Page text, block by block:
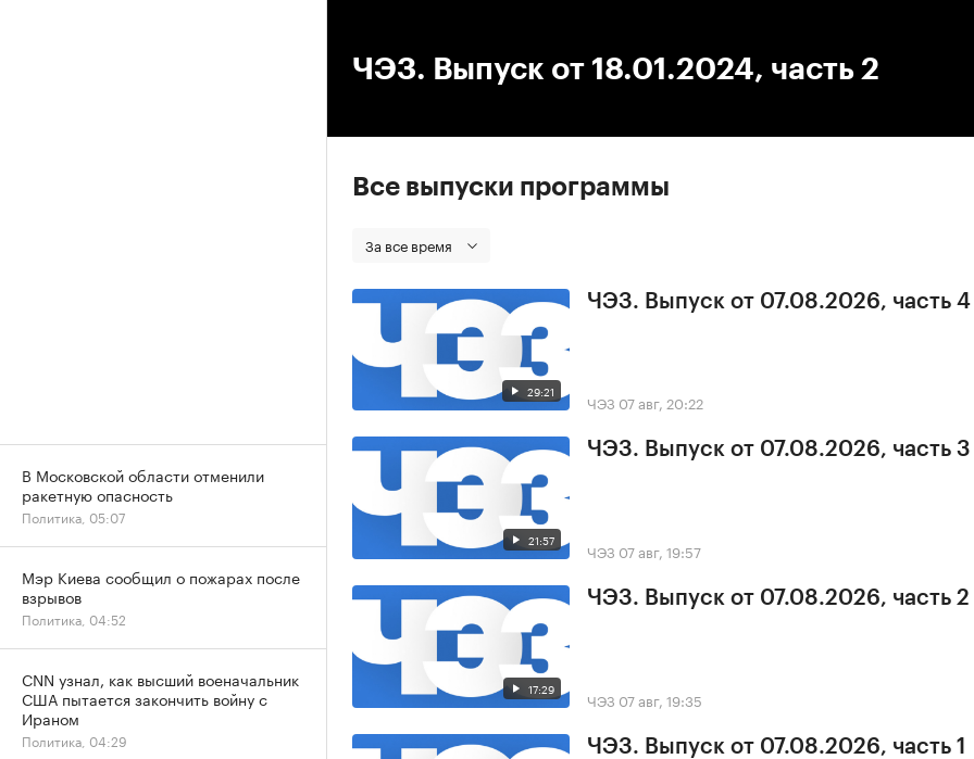
ЧЭЗ. Выпуск от 18.01.2024, часть 2
Все выпуски программы
За все время
29:21
ЧЭЗ. Выпуск от 07.08.2026, часть 4
ЧЭЗ 07 авг, 20:22
21:57
ЧЭЗ. Выпуск от 07.08.2026, часть 3
ЧЭЗ 07 авг, 19:57
17:29
ЧЭЗ. Выпуск от 07.08.2026, часть 2
ЧЭЗ 07 авг, 19:35
ЧЭЗ. Выпуск от 07.08.2026, часть 1
В Московской области отменили
ракетную опасность
Политика, 05:07
Мэр Киева сообщил о пожарах после
взрывов
Политика, 04:52
CNN узнал, как высший военачальник
США пытается закончить войну с
Ираном
Политика, 04:29